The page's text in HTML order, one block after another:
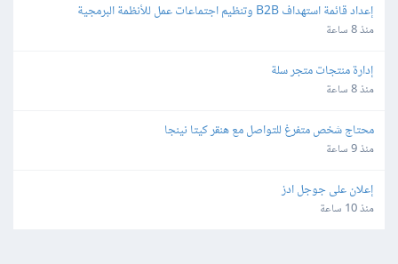
إعداد قائمة استهداف B2B وتنظيم اجتماعات عمل للأنظمة البرمجية
منذ 8 ساعة
إدارة منتجات متجر سلة
منذ 8 ساعة
محتاج شخص متفرغ للتواصل مع هنقر كيتا نينجا
منذ 9 ساعة
إعلان على جوجل ادز
منذ 10 ساعة